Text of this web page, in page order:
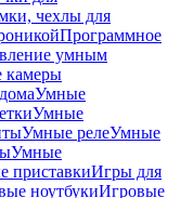
чехлы для
Программное
умным
камеры
Умные
Умные
Умные релеУмные
Умные
приставкиИгры для
ноутбукиИгровые